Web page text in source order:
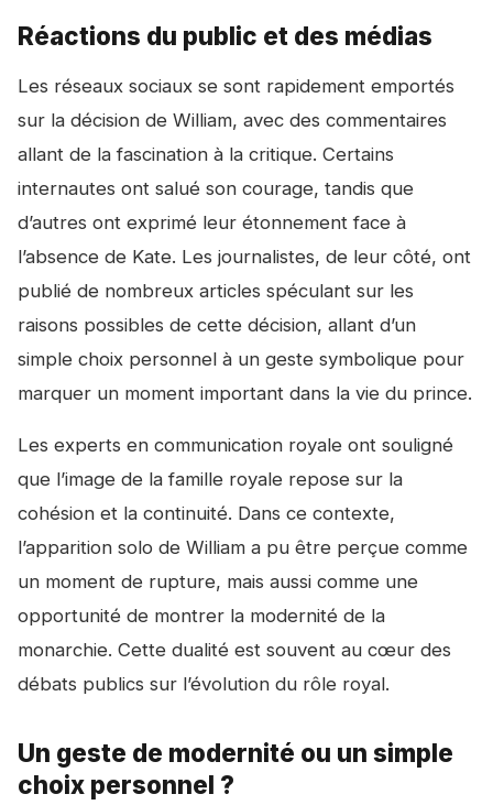
Réactions du public et des médias
Les réseaux sociaux se sont rapidement emportés
sur la décision de William, avec des commentaires
allant de la fascination à la critique. Certains
internautes ont salué son courage, tandis que
d’autres ont exprimé leur étonnement face à
l’absence de Kate. Les journalistes, de leur côté, ont
publié de nombreux articles spéculant sur les
raisons possibles de cette décision, allant d’un
simple choix personnel à un geste symbolique pour
marquer un moment important dans la vie du prince.
Les experts en communication royale ont souligné
que l’image de la famille royale repose sur la
cohésion et la continuité. Dans ce contexte,
l’apparition solo de William a pu être perçue comme
un moment de rupture, mais aussi comme une
opportunité de montrer la modernité de la
monarchie. Cette dualité est souvent au cœur des
débats publics sur l’évolution du rôle royal.
Un geste de modernité ou un simple
choix personnel ?